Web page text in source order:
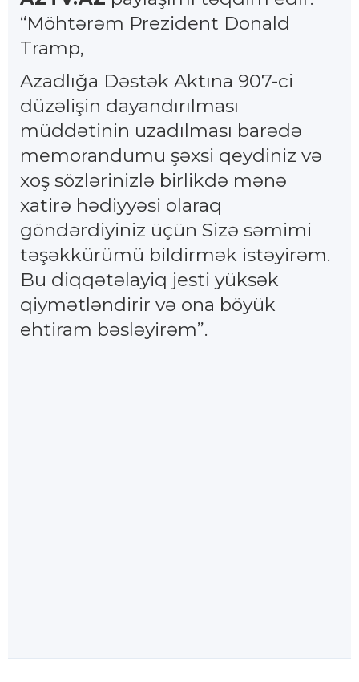
“Möhtərəm Prezident Donald
Tramp,
Azadlığa Dəstək Aktına 907-ci
düzəlişin dayandırılması
müddətinin uzadılması barədə
memorandumu şəxsi qeydiniz və
xoş sözlərinizlə birlikdə mənə
xatirə hədiyyəsi olaraq
göndərdiyiniz üçün Sizə səmimi
təşəkkürümü bildirmək istəyirəm.
Bu diqqətəlayiq jesti yüksək
qiymətləndirir və ona böyük
ehtiram bəsləyirəm”.